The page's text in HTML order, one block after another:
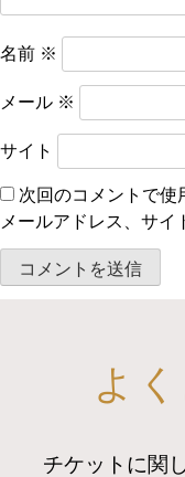
名前 ※
メール ※
サイト
次回のコメントで使
メールアドレス、サイ
よ
チケットに関